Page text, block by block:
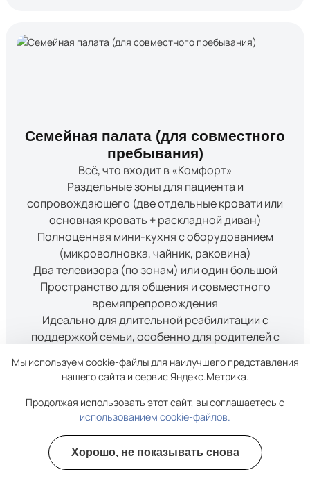
Семейная палата (для совместного
пребывания)
Всё, что входит в «Комфорт»
Раздельные зоны для пациента и
сопровождающего (две отдельные кровати или
основная кровать + раскладной диван)
Полноценная мини-кухня с оборудованием
(микроволновка, чайник, раковина)
Два телевизора (по зонам) или один большой
Пространство для общения и совместного
времяпрепровождения
Идеально для длительной реабилитации с
поддержкой семьи, особенно для родителей с
от8200руб.
Заказать
Полезные курсы
Мы используем cookie-файлы для наилучшего представления
нашего сайта и сервис Яндекс.Метрика.
Продолжая использовать этот сайт, вы соглашаетесь с
использованием cookie-файлов.
Хорошо, не показывать снова